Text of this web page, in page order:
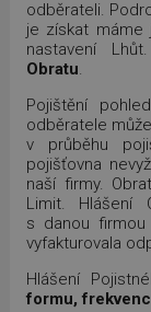
odběrateli.
je získat máme
nastavení
Obratu
Pojištění
odběratele
v průběhu
pojišťovna
naší firmy.
Limit. Hlášení
s danou
vyfakturovala
Hlášení
formu,